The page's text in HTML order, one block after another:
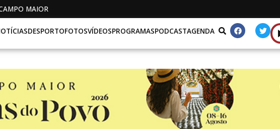
MAIOR
DESPORTOFOTOSVÍDEOSPROGRAMASPODCASTAGENDA